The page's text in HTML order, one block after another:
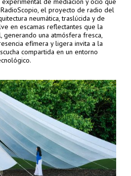
el proyecto de radio del
neumática, traslúcida y de
en escamas reflectantes que la
una atmósfera fresca,
efímera y ligera invita a la
compartida en un entorno